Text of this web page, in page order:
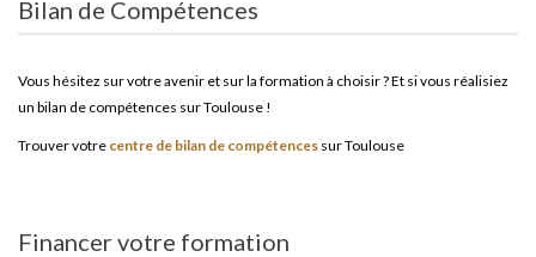
Bilan de Compétences
Vous hésitez sur votre avenir et sur la formation à choisir ? Et si vous réalisiez
un bilan de compétences sur Toulouse !
Trouver votre centre de bilan de compétences sur Toulouse
Financer votre formation